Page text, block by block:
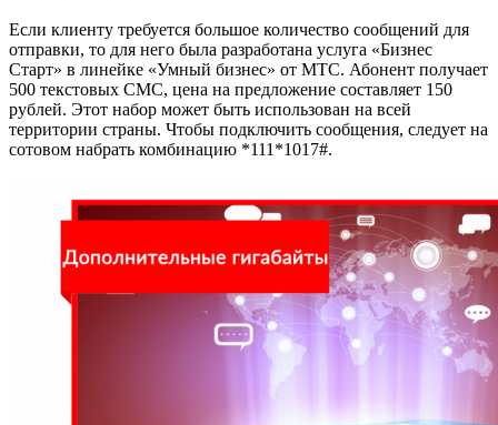
Если клиенту требуется большое количество сообщений для
отправки, то для него была разработана услуга «Бизнес
Старт» в линейке «Умный бизнес» от МТС. Абонент получает
500 текстовых СМС, цена на предложение составляет 150
рублей. Этот набор может быть использован на всей
территории страны. Чтобы подключить сообщения, следует на
сотовом набрать комбинацию *111*1017#.